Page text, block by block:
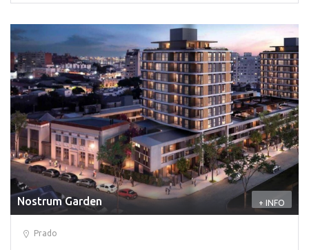
Nostrum Garden + INFO
Prado